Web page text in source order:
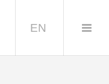
EN